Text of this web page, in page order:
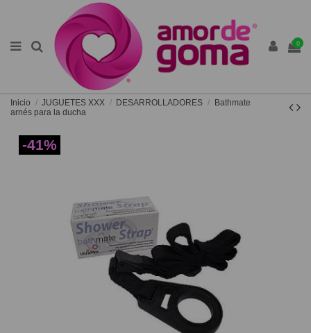
0
Inicio JUGUETES XXX DESARROLLADORES
Bathmate
arnés para la ducha
-41%